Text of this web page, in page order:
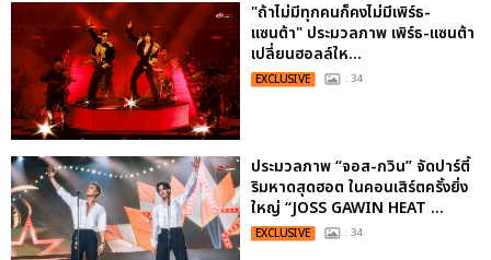
"ถ้าไม่มีทุกคนก็คงไม่มีเพิร์ธ-
แซนต้า" ประมวลภาพ เพิร์ธ-แซนต้า
เปลี่ยนฮอลล์ให...
EXCLUSIVE : 34
ประมวลภาพ “จอส-กวิน” จัดปาร์ตี้
ริมหาดสุดฮอต ในคอนเสิร์ตครั้งยิ่ง
ใหญ่ “JOSS GAWIN HEAT ...
EXCLUSIVE : 34